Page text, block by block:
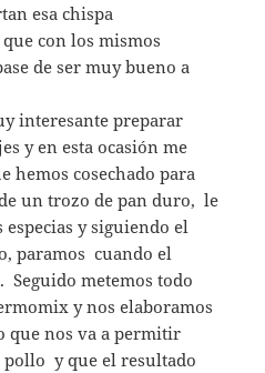
esa chispa
con los mismos
de ser muy bueno a
interesante preparar
y en esta ocasión me
hemos cosechado para
un trozo de pan duro, le
y siguiendo el
paramos cuando el
metemos todo
y nos elaboramos
que nos va a permitir
pollo y que el resultado